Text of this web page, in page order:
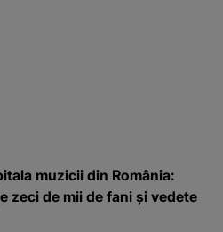
muzicii din România:
zeci de mii de fani și vedete